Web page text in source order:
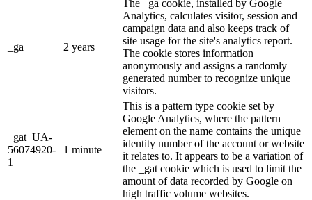
_ga 2 years
The _ga cookie, installed by Google
Analytics, calculates visitor, session and
campaign data and also keeps track of
site usage for the site's analytics report.
The cookie stores information
anonymously and assigns a randomly
generated number to recognize unique
visitors.
_gat_UA-
56074920-
1
1 minute
This is a pattern type cookie set by
Google Analytics, where the pattern
element on the name contains the unique
identity number of the account or website
it relates to. It appears to be a variation of
the _gat cookie which is used to limit the
amount of data recorded by Google on
high traffic volume websites.